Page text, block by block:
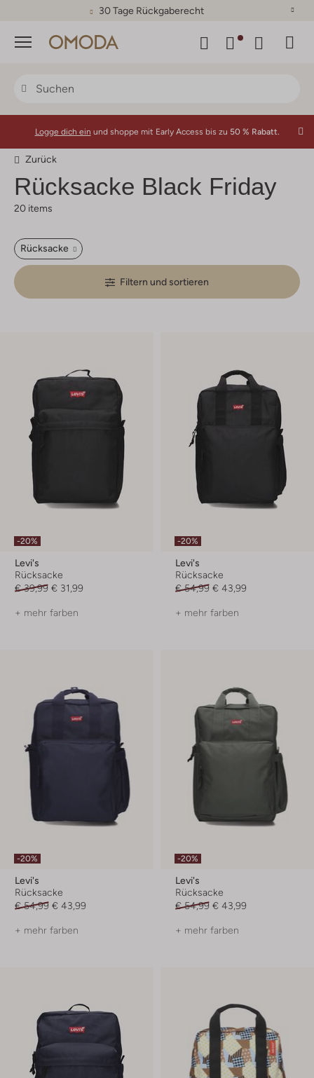
30 Tage Rückgaberecht
Menü
Logge dich ein und shoppe mit Early Access bis zu 50 % Rabatt.
Zurück
Rücksacke Black Friday
20 items
Rücksacke
Filtern und sortieren
-20%
Levi's
Rücksacke
€ 39,99 € 31,99
+ mehr farben
-20%
Levi's
Rücksacke
€ 54,99 € 43,99
+ mehr farben
-20%
Levi's
Rücksacke
€ 54,99 € 43,99
+ mehr farben
-20%
Levi's
Rücksacke
€ 54,99 € 43,99
+ mehr farben